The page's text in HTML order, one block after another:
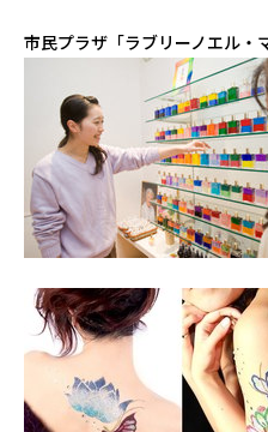
市民プラザ「ラブリーノエル・